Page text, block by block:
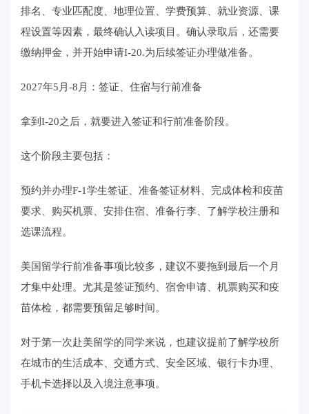
排名、专业匹配度、地理位置、学费预算、就业资源、课
程设置等因素，最终确认入读项目。确认录取后，还需要
缴纳押金，并开始申请I-20.为后续签证办理做准备。
2027年5月-8月：签证、住宿与行前准备
拿到I-20之后，就要进入签证和行前准备阶段。
这个阶段主要包括：
预约并办理F-1学生签证、准备签证材料、完成体检和疫苗
要求、购买机票、安排住宿、准备行李、了解学校注册和
选课流程。
美国留学行前准备事项比较多，建议不要拖到最后一个月
才集中处理。尤其是签证预约、宿舍申请、机票购买和疫
苗体检，都需要预留足够时间。
对于第一次赴美留学的同学来说，也建议提前了解学校所
在城市的生活成本、交通方式、安全区域、银行卡办理、
手机卡选择以及入境注意事项。